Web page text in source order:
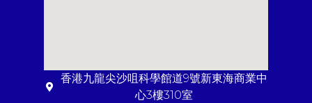
香港九龍尖沙咀科學館道9號新東海商業中
心3樓310室